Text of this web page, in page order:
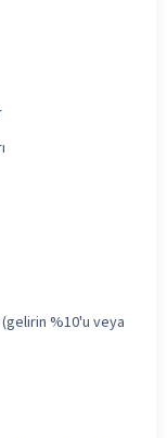
%10'u veya